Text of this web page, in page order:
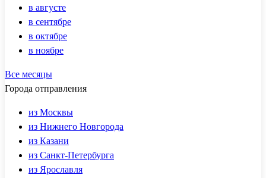
в августе
в сентябре
в октябре
в ноябре
Все месяцы
Города отправления
из Москвы
из Нижнего Новгорода
из Казани
из Санкт-Петербурга
из Ярославля